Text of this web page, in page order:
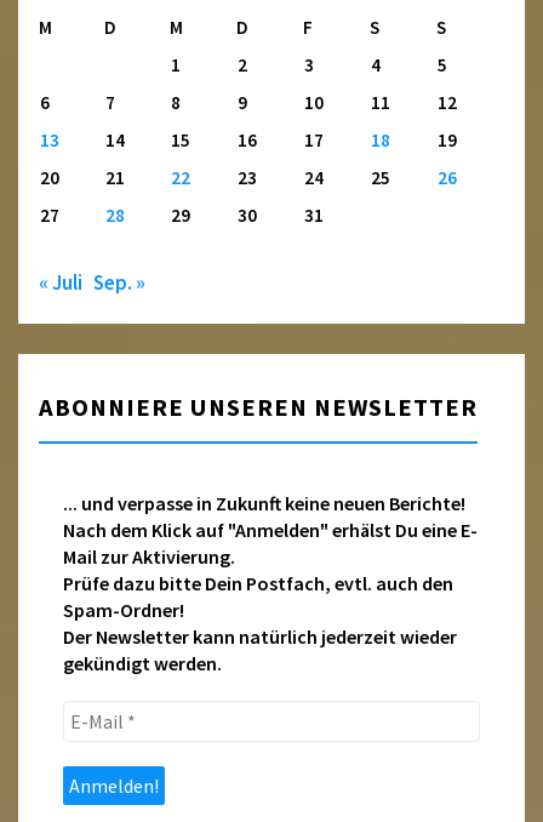
M
D M D F S
S
1
2 3 4
5
6
7 8 9 10 11
12
13
14 15 16 17 18
19
20
21 22 23 24 25
26
27
28 29 30 31
« Juli Sep. »
ABONNIERE UNSEREN NEWSLETTER
... und verpasse in Zukunft keine neuen Berichte!
Nach dem Klick auf "Anmelden" erhälst Du eine E-
Mail zur Aktivierung.
Prüfe dazu bitte Dein Postfach, evtl. auch den
Spam-Ordner!
Der Newsletter kann natürlich jederzeit wieder
gekündigt werden.
E-
*